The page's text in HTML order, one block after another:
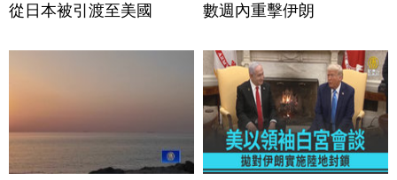
從日本被引渡至美國
數週內重擊伊朗